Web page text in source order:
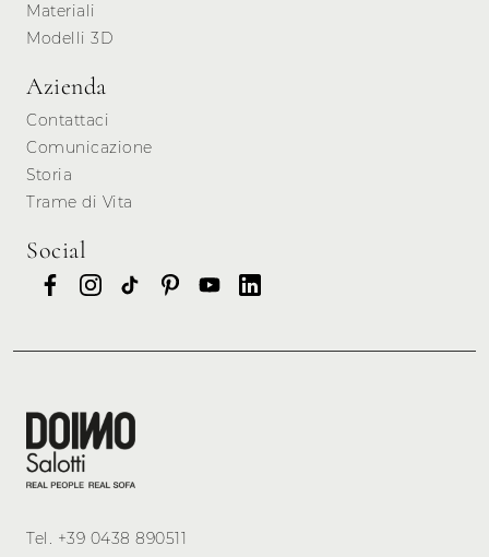
Materiali
Modelli 3D
Azienda
Contattaci
Comunicazione
Storia
Trame di Vita
Social
Tel. +39 0438 890511